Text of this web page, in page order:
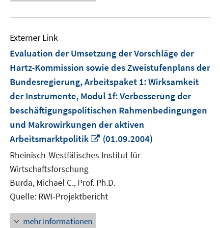
Externer Link
Evaluation der Umsetzung der Vorschläge der
Hartz-Kommission sowie des Zweistufenplans der
Bundesregierung, Arbeitspaket 1: Wirksamkeit
der Instrumente, Modul 1f: Verbesserung der
beschäftigungspolitischen Rahmenbedingungen
und Makrowirkungen der aktiven
Arbeitsmarktpolitik
In
neuem
Fenster
(01.09.2004)
Rheinisch-Westfälisches Institut für
Wirtschaftsforschung
Burda, Michael C., Prof. Ph.D.
Quelle: RWI-Projektbericht
mehr Informationen